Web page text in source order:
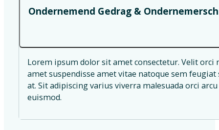
Ondernemend Gedrag &
Lorem ipsum dolor sit amet consectetur. Velit
amet suspendisse amet vitae natoque sem
at. Sit adipiscing varius viverra malesuada orci
euismod.